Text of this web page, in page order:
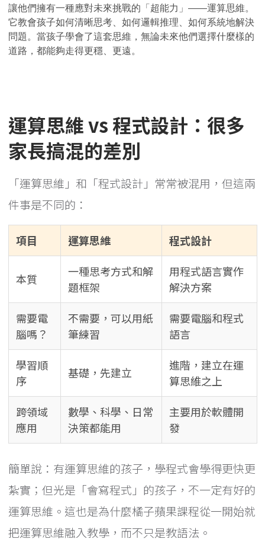
讓他們擁有一種應對未來挑戰的「超能力」——運算思維。
它教會孩子如何清晰思考、如何邏輯推理、如何系統地解決
問題。當孩子學會了這套思維，無論未來他們選擇什麼樣的
道路，都能夠走得更穩、更遠。
運算思維 vs 程式設計：很多
家長搞混的差別
「運算思維」和「程式設計」常常被混用，但這兩
件事是不同的：
項目 運算思維 程式設計
本質
一種思考方式和解
題框架
用程式語言實作
解決方案
需要電
腦嗎？
不需要，可以用紙
筆練習
需要電腦和程式
語言
學習順
序
基礎，先建立
進階，建立在運
算思維之上
跨領域
應用
數學、科學、日常
決策都能用
主要用於軟體開
發
簡單說：有運算思維的孩子，學程式會學得更快更
紮實；但光是「會寫程式」的孩子，不一定有好的
運算思維。這也是為什麼橘子蘋果課程從一開始就
把運算思維融入教學，而不只是教語法。